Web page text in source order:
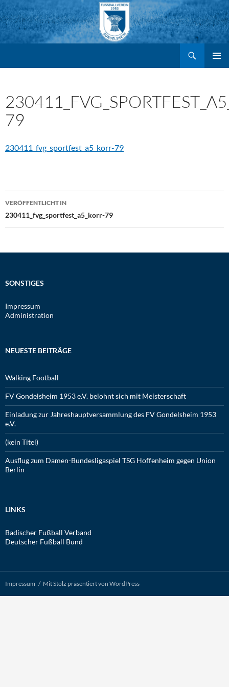
Zum
Inhalt
springen
79
230411_fvg_sportfest_a5_korr-79
Beitragsnavigation
VERÖFFENTLICHT IN
230411_fvg_sportfest_a5_korr-79
SONSTIGES
Impressum
Administration
NEUESTE BEITRÄGE
Walking Football
FV Gondelsheim 1953 e.V. belohnt sich mit Meisterschaft
Einladung zur Jahreshauptversammlung des FV Gondelsheim 1953
e.V.
(kein Titel)
Ausflug zum Damen-Bundesligaspiel TSG Hoffenheim gegen Union
Berlin
LINKS
Badischer Fußball Verband
Deutscher Fußball Bund
Impressum Mit Stolz präsentiert von WordPress